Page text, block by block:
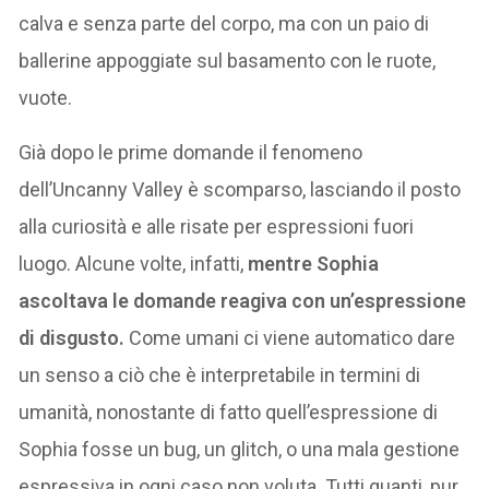
calva e senza parte del corpo, ma con un paio di
ballerine appoggiate sul basamento con le ruote,
vuote.
Già dopo le prime domande il fenomeno
dell’Uncanny Valley è scomparso, lasciando il posto
alla curiosità e alle risate per espressioni fuori
luogo. Alcune volte, infatti, mentre Sophia
ascoltava le domande reagiva con un’espressione
di disgusto. Come umani ci viene automatico dare
un senso a ciò che è interpretabile in termini di
umanità, nonostante di fatto quell’espressione di
Sophia fosse un bug, un glitch, o una mala gestione